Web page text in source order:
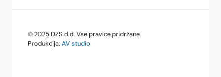
© 2025 DZS d.d. Vse pravice pridržane.
Produkcija: AV studio